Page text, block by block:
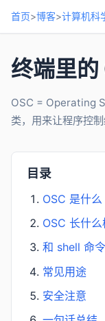
首页>博客>计算机科
终端里的
OSC = Operating
类，用来让程序控
目录
OSC 是什么
OSC 长什么
和 shell 命
常见用途
安全注意